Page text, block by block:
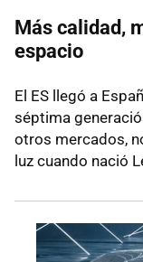
Más calidad,
espacio
El ES llegó a
séptima
otros mercados,
luz cuando nació